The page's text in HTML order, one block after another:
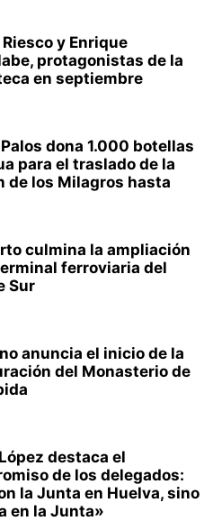
Riesco y Enrique
protagonistas de la
en septiembre
Palos dona 1.000 botellas
para el traslado de la
de los Milagros hasta
culmina la ampliación
ferroviaria del
Sur
anuncia el inicio de la
del Monasterio de
destaca el
de los delegados:
la Junta en Huelva, sino
en la Junta»